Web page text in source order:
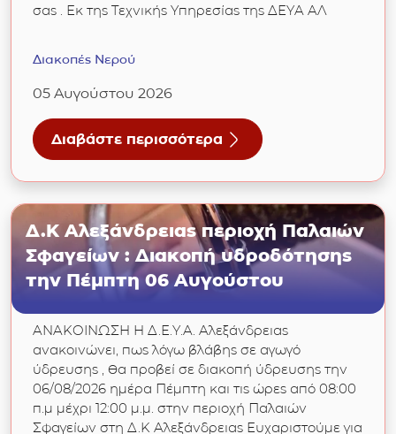
σας . Εκ της Τεχνικής Υπηρεσίας της ΔΕΥΑ ΑΛ
Διακοπές Νερού
05 Αυγούστου 2026
Διαβάστε περισσότερα
για Δ.Κ Επισκοπή και Καλοχωρίου :
Δ.Κ Αλεξάνδρειας περιοχή Παλαιών
Σφαγείων : Διακοπή υδροδότησης
την Πέμπτη 06 Αυγούστου
ΑΝΑΚΟΙΝΩΣΗ Η Δ.Ε.Υ.Α. Αλεξάνδρειας
ανακοινώνει, πως λόγω βλάβης σε αγωγό
ύδρευσης , θα προβεί σε διακοπή ύδρευσης την
06/08/2026 ημέρα Πέμπτη και τις ώρες από 08:00
π.μ μέχρι 12:00 μ.μ. στην περιοχή Παλαιών
Σφαγείων στη Δ.Κ Αλεξάνδρειας Ευχαριστούμε για